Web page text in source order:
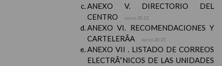
ANEXO V. DIRECTORIO DEL
CENTRO
curso 20-21
ANEXO VI. RECOMENDACIONES Y
CARTELERÃA
curso 20-21
ANEXO VII . LISTADO DE CORREOS
ELECTRÃ“NICOS DE LAS UNIDADES